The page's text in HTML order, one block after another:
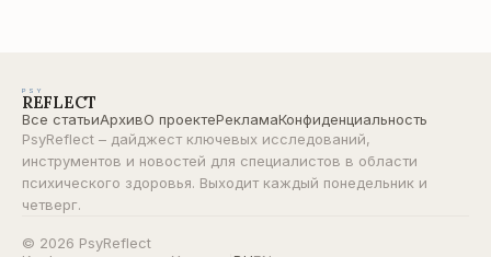
PSY
REFLECT
Все статьиАрхивО проектеРекламаКонфиденциальность
PsyReflect – дайджест ключевых исследований,
инструментов и новостей для специалистов в области
психического здоровья. Выходит каждый понедельник и
четверг.
© 2026 PsyReflect